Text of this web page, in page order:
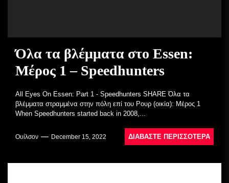
Όλα τα βλέμματα στο Essen:
Μέρος 1 – Speedhunters
All Eyes On Essen: Part 1 - Speedhunters SHARE Όλα τα
βλέμματα στραμμένα στην πόλη επί του Ρουρ (οικία): Μέρος 1
When Speedhunters started back in 2008,...
Ουίλσον December 15, 2022 ΔΙΑΒΆΣΤΕ ΠΕΡΙΣΣΌΤΕΡΑ